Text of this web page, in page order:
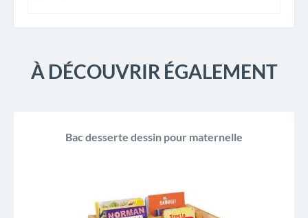
À DÉCOUVRIR ÉGALEMENT
Bac desserte dessin pour maternelle